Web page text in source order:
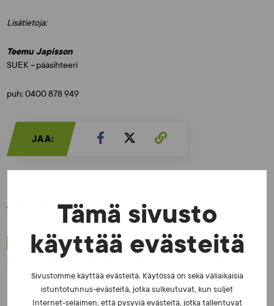
Tämä sivusto
käyttää evästeitä
Sivustomme käyttää evästeitä. Käytössä on sekä väliaikaisia
istuntotunnus-evästeitä, jotka sulkeutuvat, kun suljet
Internet-selaimen, että pysyviä evästeitä, jotka tallentuvat
Lisätietoja:
Teemu Japisson
SUEK –pääsihteeri
puh: 0400 878 949
JAA:
Aiheeseen liittyvää:
UUTISET - 5.8.2026
Iljukov SUEKin lääketieteelliseksi asiantuntijaksi